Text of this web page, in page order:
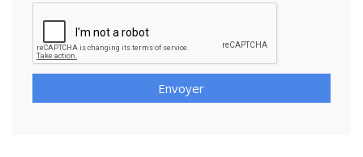
Envoyer